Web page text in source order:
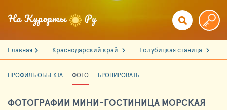
Главная Краснодарский край Голубицкая станица
ПРОФИЛЬ ОБЪЕКТА ФОТО БРОНИРОВАТЬ
ФОТОГРАФИИ МИНИ-ГОСТИНИЦА МОРСКАЯ